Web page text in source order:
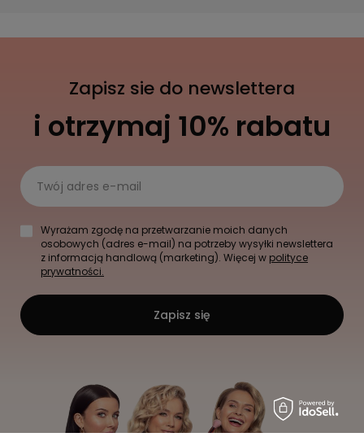
Zapisz sie do newslettera
i otrzymaj 10% rabatu
Twój adres e-mail
Wyrażam zgodę na przetwarzanie moich danych
osobowych (adres e-mail) na potrzeby wysyłki newslettera
z informacją handlową (marketing). Więcej w polityce
prywatności.
Zapisz się